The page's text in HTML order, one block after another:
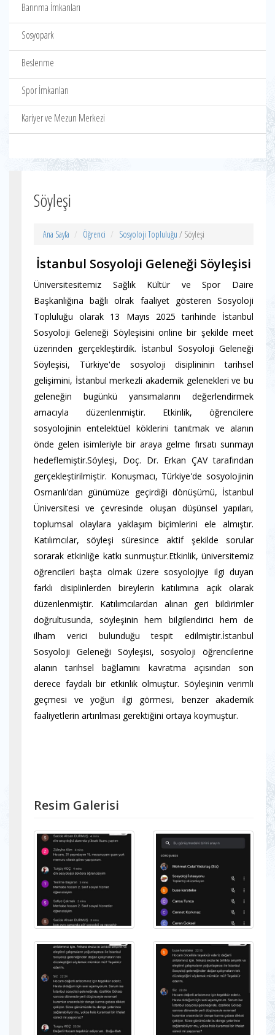
Barınma İmkanları
Sosyopark
Beslenme
Spor İmkanları
Kariyer ve Mezun Merkezi
Söyleşi
Ana Sayfa Öğrenci Sosyoloji Topluluğu / Söyleşi
İstanbul Sosyoloji Geleneği Söyleşisi
Üniversitesitemiz Sağlık Kültür ve Spor Daire
Başkanlığına bağlı olrak faaliyet gösteren Sosyoloji
Topluluğu olarak 13 Mayıs 2025 tarihinde İstanbul
Sosyoloji Geleneği Söyleşisini online bir şekilde meet
üzerinden gerçekleştirdik. İstanbul Sosyoloji Geleneği
Söyleşisi, Türkiye'de sosyoloji disiplininin tarihsel
gelişimini, İstanbul merkezli akademik gelenekleri ve bu
geleneğin bugünkü yansımalarını değerlendirmek
amacıyla düzenlenmiştir. Etkinlik, öğrencilere
sosyolojinin entelektüel köklerini tanıtmak ve alanın
önde gelen isimleriyle bir araya gelme fırsatı sunmayı
hedeflemiştir.Söyleşi, Doç. Dr. Erkan ÇAV tarafından
gerçekleştirilmiştir. Konuşmacı, Türkiye'de sosyolojinin
Osmanlı'dan günümüze geçirdiği dönüşümü, İstanbul
Üniversitesi ve çevresinde oluşan düşünsel yapıları,
toplumsal olaylara yaklaşım biçimlerini ele almıştır.
Katılımcılar, söyleşi süresince aktif şekilde sorular
sorarak etkinliğe katkı sunmuştur.Etkinlik, üniversitemiz
öğrencileri başta olmak üzere sosyolojiye ilgi duyan
farklı disiplinlerden bireylerin katılımına açık olarak
düzenlenmiştir. Katılımcılardan alınan geri bildirimler
doğrultusunda, söyleşinin hem bilgilendirici hem de
ilham verici bulunduğu tespit edilmiştir.İstanbul
Sosyoloji Geleneği Söyleşisi, sosyoloji öğrencilerine
alanın tarihsel bağlamını kavratma açısından son
derece faydalı bir etkinlik olmuştur. Söyleşinin verimli
geçmesi ve yoğun ilgi görmesi, benzer akademik
faaliyetlerin artırılması gerektiğini ortaya koymuştur.
Resim Galerisi